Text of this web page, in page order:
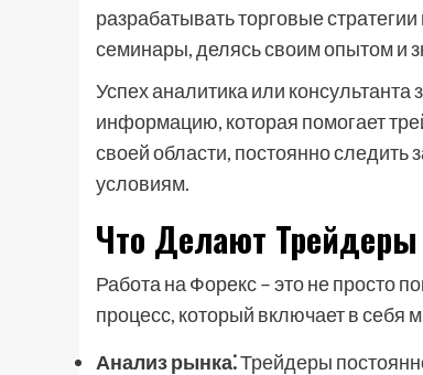
разрабатывать торговые
семинары, делясь своим опытом и
Успех аналитика или
информацию, которая помогает
своей области, постоянно следить
условиям.
Что Делают
Работа на Форекс – это не просто
процесс, который включает в себя
Анализ рынка⁚Трейдеры